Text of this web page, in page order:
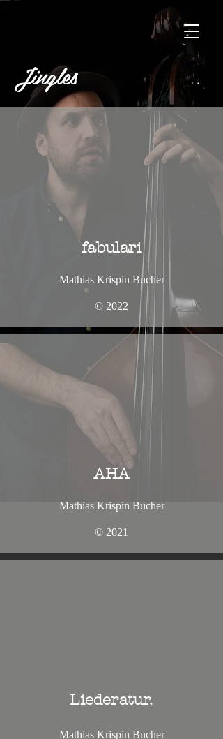
Jingles
fabulari
Mathias Krispin Bucher
© 2022
AHA
Mathias Krispin Bucher
© 2021
Liederatur.
Mathias Krispin Bucher